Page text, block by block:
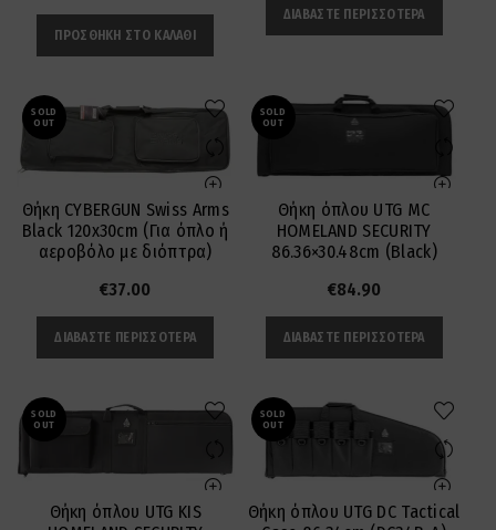
ΠΡΟΣΘΉΚΗ ΣΤΟ ΚΑΛΆΘΙ
ΔΙΑΒΆΣΤΕ ΠΕΡΙΣΣΌΤΕΡΑ
SOLD
OUT
Θήκη CYBERGUN Swiss Arms
Black 120x30cm (Για όπλο ή
αεροβόλο με διόπτρα)
€37.00
ΔΙΑΒΆΣΤΕ ΠΕΡΙΣΣΌΤΕΡΑ
SOLD
OUT
Θήκη όπλου UTG MC
HOMELAND SECURITY
86.36×30.48cm (Black)
€84.90
ΔΙΑΒΆΣΤΕ ΠΕΡΙΣΣΌΤΕΡΑ
SOLD
OUT
Θήκη όπλου UTG KIS
SOLD
OUT
Θήκη όπλου UTG DC Tactical